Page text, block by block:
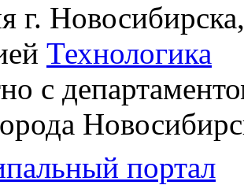
Технологика
с
портал